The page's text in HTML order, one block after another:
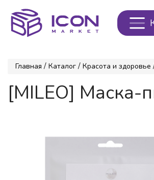
Главная / Каталог / Красота и здоровье
[MILEO]